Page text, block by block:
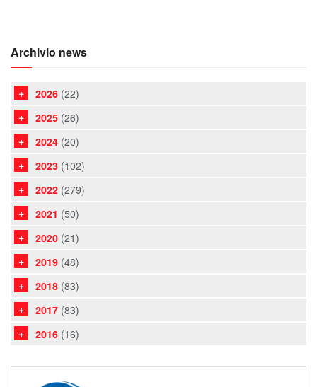
Archivio news
2026 (22)
2025 (26)
2024 (20)
2023 (102)
2022 (279)
2021 (50)
2020 (21)
2019 (48)
2018 (83)
2017 (83)
2016 (16)